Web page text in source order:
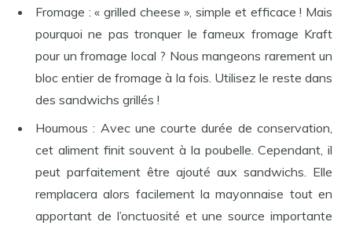
Fromage : « grilled cheese », simple et efficace ! Mais
pourquoi ne pas tronquer le fameux fromage Kraft
pour un fromage local ? Nous mangeons rarement un
bloc entier de fromage à la fois. Utilisez le reste dans
des sandwichs grillés !
Houmous : Avec une courte durée de conservation,
cet aliment finit souvent à la poubelle. Cependant, il
peut parfaitement être ajouté aux sandwichs. Elle
remplacera alors facilement la mayonnaise tout en
apportant de l’onctuosité et une source importante